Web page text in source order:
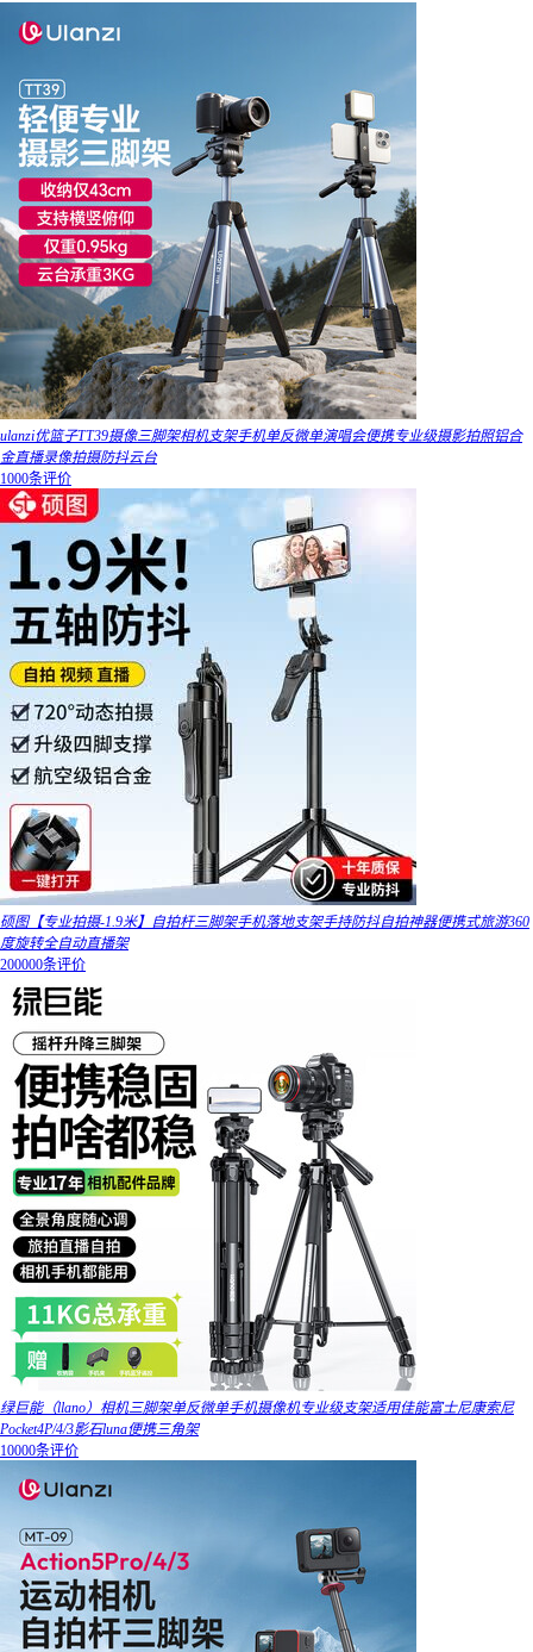
ulanzi优篮子TT39摄像三脚架相机支架手机单反微单演唱会便携专业级摄影拍照铝合
金直播录像拍摄防抖云台
1000条评价
硕图【专业拍摄-1.9米】自拍杆三脚架手机落地支架手持防抖自拍神器便携式旅游360
度旋转全自动直播架
200000条评价
绿巨能（llano）相机三脚架单反微单手机摄像机专业级支架适用佳能富士尼康索尼
Pocket4P/4/3影石luna便携三角架
10000条评价